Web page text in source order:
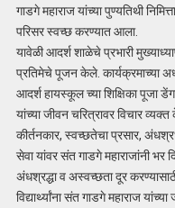
गाडगे महाराज यांच्या पुण्यतिथी
परिसर स्वच्छ करण्यात आला.
यावेळी आदर्श शाळेचे प्रभारी
प्रतिमेचे पूजन केले. कार्यक्रमाच्या
आदर्श हायस्कूल च्या शिक्षिका पूजा
यांच्या जीवन चरित्रावर विचार
कीर्तनकार, स्वच्छतेचा प्रसार,
सेवा यांवर संत गाडगे महाराजांनी भर
अंधश्रद्धा व अस्वच्छता दूर
विद्यार्थ्यांना संत गाडगे महाराज